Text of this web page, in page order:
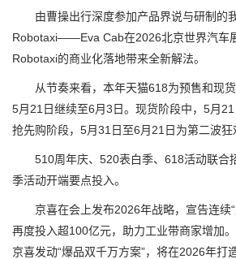
由曹操出行深度参加产品界说与研制的
Robotaxi——Eva Cab在2026北京世界汽车
Robotaxi的商业化落地带来全新解法。
从节奏来看，本年天猫618为预售和现货
5月21日继续至6月3日。现货阶段中，5月
抢先购阶段，5月31日至6月21日为第二波狂
510周年庆、520表白季、618活动联合
季活动开端要点投入。
京喜在会上发布2026年战略，宣告连续“
再度投入超100亿元，助力工业带商家增加。
京喜发动“爆品双千万方案”，将在2026年打